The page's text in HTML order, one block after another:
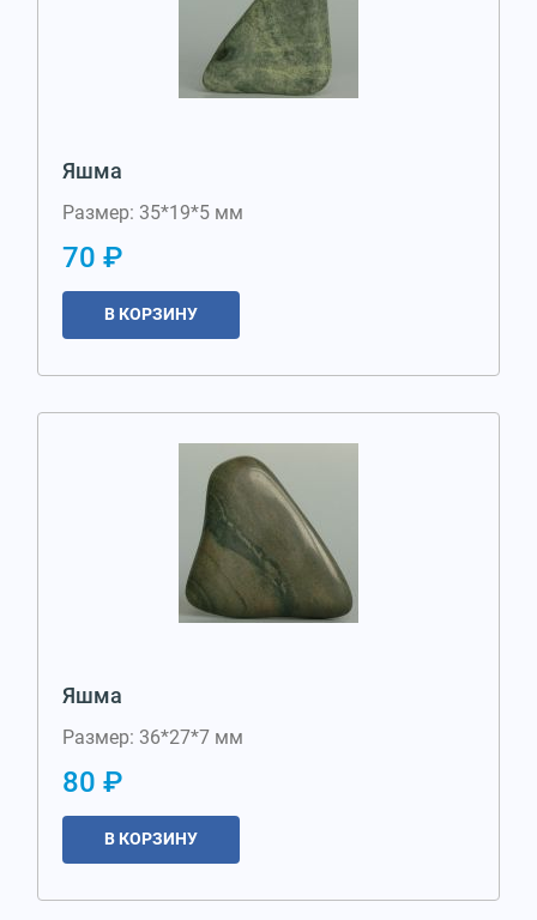
Яшма
Размер: 35*19*5 мм
70 ₽
В КОРЗИНУ
Яшма
Размер: 36*27*7 мм
80 ₽
В КОРЗИНУ